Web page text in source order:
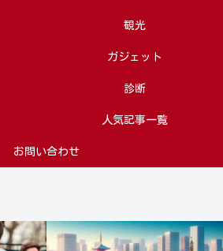
観光
ガジェット
診断
人気記事一覧
お問い合わせ